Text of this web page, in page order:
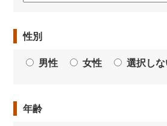
性別
男性 女性 選択し
年齢